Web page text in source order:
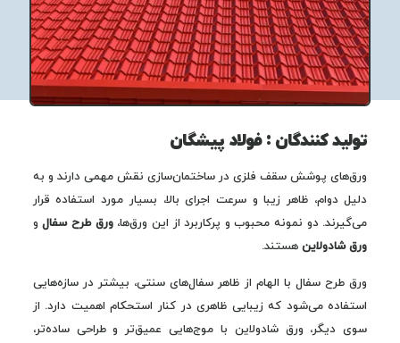
تولید کنندگان : فولاد پیشگان
ورق‌های پوشش سقف فلزی در ساختمان‌سازی نقش مهمی دارند و به
دلیل دوام، ظاهر زیبا و سرعت اجرای بالا، بسیار مورد استفاده قرار
می‌گیرند. دو نمونه محبوب و پرکاربرد از این ورق‌ها،ورق طرح سفالو
ورق شادولاینهستند.
ورق طرح سفال با الهام از ظاهر سفال‌های سنتی، بیشتر در سازه‌هایی
استفاده می‌شود که زیبایی ظاهری در کنار استحکام اهمیت دارد. از
سوی دیگر، ورق شادولاین با موج‌هایی عمیق‌تر و طراحی ساده‌تر،